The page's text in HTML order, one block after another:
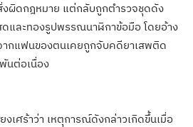
งผิดกฎหมาย แต่กลับถูกตำรวจชุดดัง
และทองรูปพรรณนาฬิกาข้อมือ โดยอ้าง
ากแฟนของตนเคยถูกจับคดียาเสพติด
นต่อเนื่อง
งเศร้าว่า เหตุการณ์ดังกล่าวเกิดขึ้นเมื่อ